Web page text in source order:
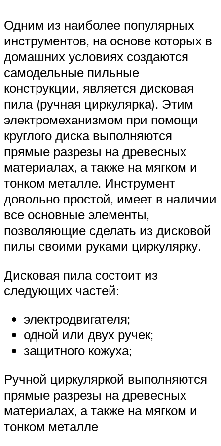
Одним из наиболее популярных
инструментов, на основе которых в
домашних условиях создаются
самодельные пильные
конструкции, является дисковая
пила (ручная циркулярка). Этим
электромеханизмом при помощи
круглого диска выполняются
прямые разрезы на древесных
материалах, а также на мягком и
тонком металле. Инструмент
довольно простой, имеет в наличии
все основные элементы,
позволяющие сделать из дисковой
пилы своими руками циркулярку.
Дисковая пила состоит из
следующих частей:
электродвигателя;
одной или двух ручек;
защитного кожуха;
Ручной циркуляркой выполняются
прямые разрезы на древесных
материалах, а также на мягком и
тонком металле